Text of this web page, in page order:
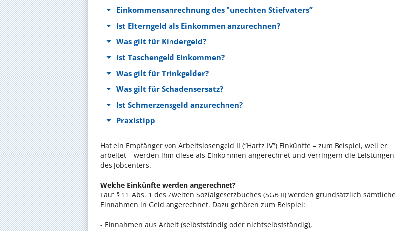
Einkommensanrechnung des "unechten Stiefvaters”
Ist Elterngeld als Einkommen anzurechnen?
Was gilt für Kindergeld?
Ist Taschengeld Einkommen?
Was gilt für Trinkgelder?
Was gilt für Schadensersatz?
Ist Schmerzensgeld anzurechnen?
Praxistipp
Hat ein Empfänger von Arbeitslosengeld II (“Hartz IV”) Einkünfte – zum Beispiel, weil er
arbeitet – werden ihm diese als Einkommen angerechnet und verringern die Leistungen
des Jobcenters.
Welche Einkünfte werden angerechnet?
Laut § 11 Abs. 1 des Zweiten Sozialgesetzbuches (SGB II) werden grundsätzlich sämtliche
Einnahmen in Geld angerechnet. Dazu gehören zum Beispiel:
- Einnahmen aus Arbeit (selbstständig oder nichtselbstständig),